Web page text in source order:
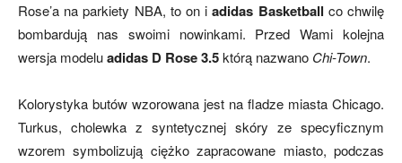
Rose’a na parkiety NBA, to on iadidas Basketball co chwilę
bombardują nas swoimi nowinkami. Przed Wami kolejna
wersja modeluadidas D Rose 3.5którą nazwano Chi-Town.
Kolorystyka butów wzorowana jest na fladze miasta Chicago.
Turkus, cholewka z syntetycznej skóry ze specyficznym
wzorem symbolizują ciężko zapracowane miasto, podczas